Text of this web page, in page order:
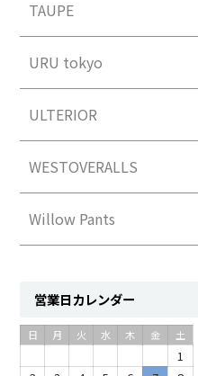
TAUPE
URU tokyo
ULTERIOR
WESTOVERALLS
Willow Pants
営業日カレンダー
日 月 火 水 木 金 土
1